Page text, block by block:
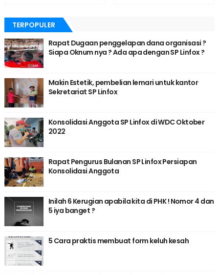
TERPOPULER
Rapat Dugaan penggelapan dana organisasi ?
Siapa Oknum nya ? Ada apa dengan SP Linfox ?
Makin Estetik, pembelian lemari untuk kantor
Sekretariat SP Linfox
Konsolidasi Anggota SP Linfox di WDC Oktober
2022
Rapat Pengurus Bulanan SP Linfox Persiapan
Konsolidasi Anggota
Inilah 6 Kerugian apabila kita di PHK ! Nomor 4 dan
5 iya banget ?
5 Cara praktis membuat form keluh kesah